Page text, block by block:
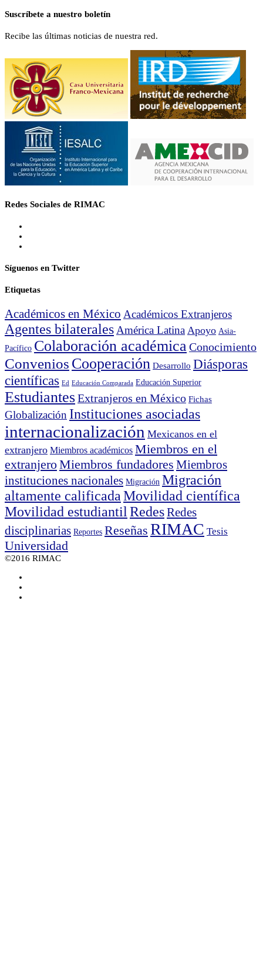
Suscríbete a nuestro boletín
Recibe las últimas noticias de nuestra red.
Redes Sociales de RIMAC
Síguenos en Twitter
Etiquetas
Académicos en México Académicos Extranjeros
Agentes bilaterales América Latina Apoyo Asia-
Pacífico Colaboración académica Conocimiento
Convenios Cooperación Desarrollo Diásporas
científicas Ed Educación Comparada Educación Superior
EstudiantesExtranjeros en México Fichas
Globalización Instituciones asociadas
internacionalización Mexicanos en el
extranjero Miembros académicos Miembros en el
extranjeroMiembros fundadores Miembros
instituciones nacionales Migración Migración
altamente calificada Movilidad científica
Movilidad estudiantil RedesRedes
disciplinarias Reportes Reseñas RIMAC Tesis
Universidad
©2016 RIMAC